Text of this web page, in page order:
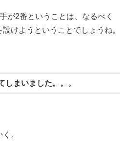
が2番ということは、なるべく
けようということでしょうね。
しまいました。。。
。